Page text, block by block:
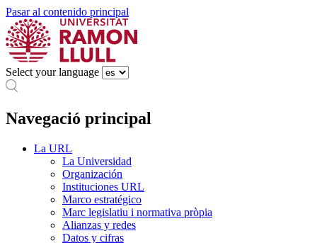
Pasar al contenido principal
Select your language
Navegació principal
La URL
La Universidad
Organización
Instituciones URL
Marco estratégico
Marc legislatiu i normativa pròpia
Alianzas y redes
Datos y cifras